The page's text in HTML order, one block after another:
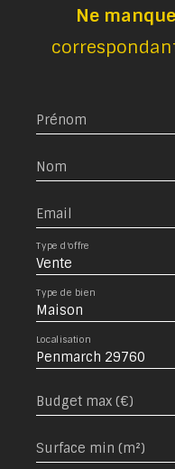
Ne
Prénom
Nom
Email
Vente
Type d'offre
Maison
Type de bien
Penmarch 29760
Localisation
Budget max (€)
Surface min (m²)